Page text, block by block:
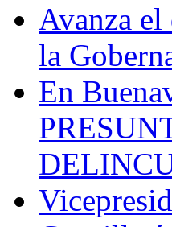
Avanza
la
En